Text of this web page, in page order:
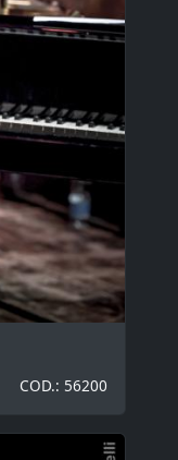
COD.: 56200